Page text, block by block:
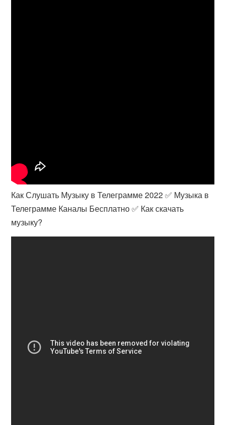
Как Слушать Музыку в Телеграмме 2022 ✅ Музыка в
Телеграмме Каналы Бесплатно ✅ Как скачать
музыку?